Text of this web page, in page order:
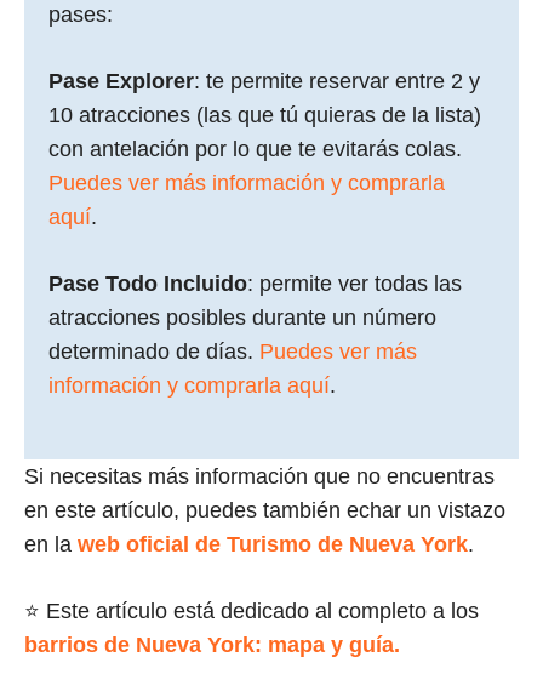
pases:
Pase Explorer: te permite reservar entre 2 y
10 atracciones (las que tú quieras de la lista)
con antelación por lo que te evitarás colas.
Puedes ver más información y comprarla
aquí.
Pase Todo Incluido: permite ver todas las
atracciones posibles durante un número
determinado de días. Puedes ver más
información y comprarla aquí.
Si necesitas más información que no encuentras
en este artículo, puedes también echar un vistazo
en la web oficial de Turismo de Nueva York.
⭐ Este artículo está dedicado al completo a los
barrios de Nueva York: mapa y guía.